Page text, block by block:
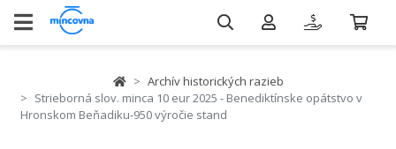
Archív historických razieb
Strieborná slov. minca 10 eur 2025 - Benediktínske opátstvo v
Hronskom Beňadiku-950 výročie stand